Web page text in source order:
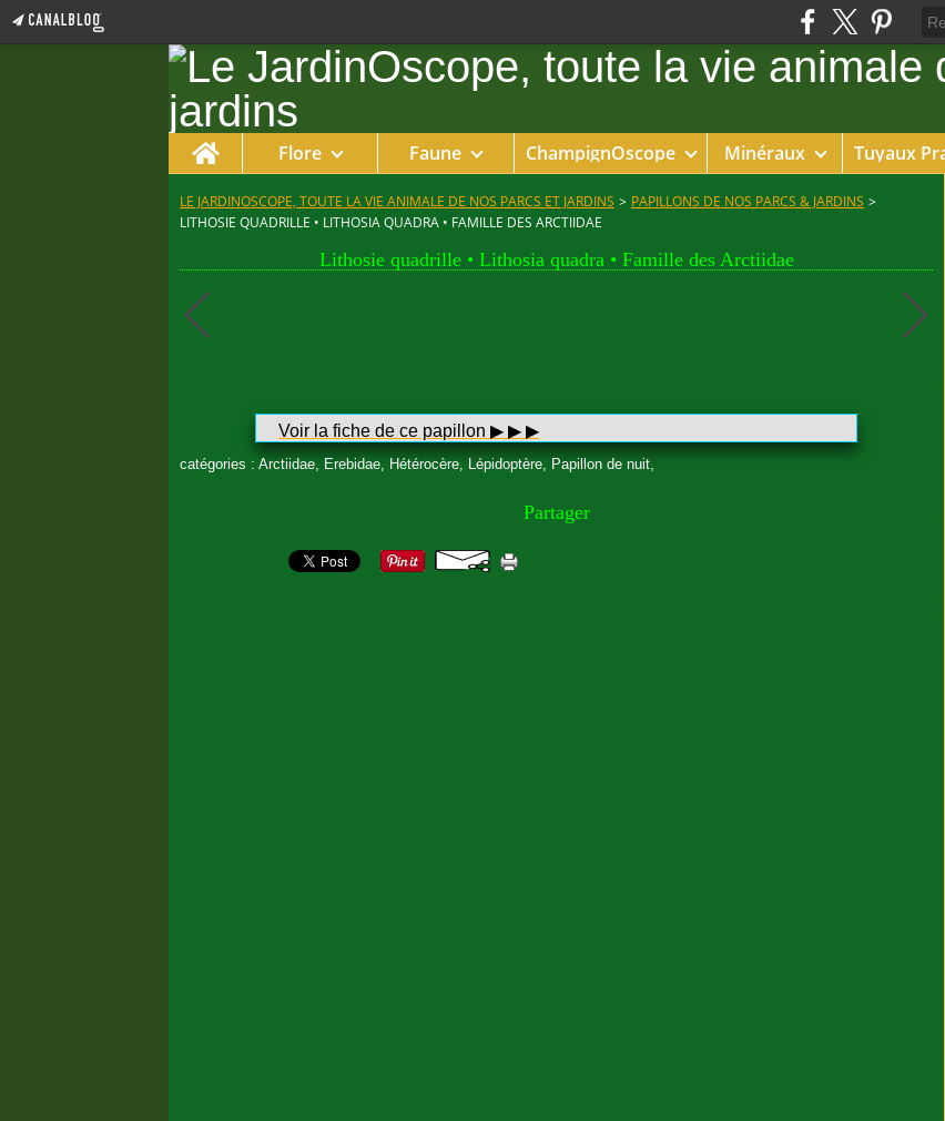
Home Flore Faune ChampignOscope Minéraux Tuyaux
LE JARDINOSCOPE, TOUTE LA VIE ANIMALE DE NOS PARCS ET JARDINS > PAPILLONS DE NOS PARCS & JARDINS >
LITHOSIE QUADRILLE • LITHOSIA QUADRA • FAMILLE DES ARCTIIDAE
Lithosie quadrille • Lithosia quadra • Famille des Arctiidae
Voir la fiche de ce papillon ▶︎ ▶︎ ▶︎
catégories : Arctiidae, Erebidae, Hétérocère, Lépidoptère, Papillon de nuit,
Partager